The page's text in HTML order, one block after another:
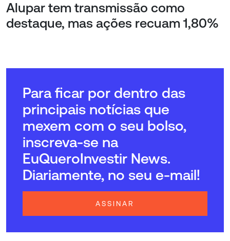
Alupar tem transmissão como
destaque, mas ações recuam 1,80%
Para ficar por dentro das
principais notícias que
mexem com o seu bolso,
inscreva-se na
EuQueroInvestir News.
Diariamente, no seu e-mail!
ASSINAR